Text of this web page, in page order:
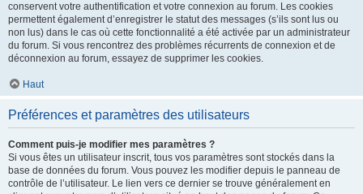
conservent votre authentification et votre connexion au forum. Les cookies
permettent également d’enregistrer le statut des messages (s’ils sont lus ou
non lus) dans le cas où cette fonctionnalité a été activée par un administrateur
du forum. Si vous rencontrez des problèmes récurrents de connexion et de
déconnexion au forum, essayez de supprimer les cookies.
Haut
Préférences et paramètres des utilisateurs
Comment puis-je modifier mes paramètres ?
Si vous êtes un utilisateur inscrit, tous vos paramètres sont stockés dans la
base de données du forum. Vous pouvez les modifier depuis le panneau de
contrôle de l’utilisateur. Le lien vers ce dernier se trouve généralement en